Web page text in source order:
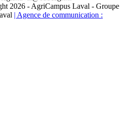
2026 - AgriCampus Laval - Groupe
| Agence de communication :